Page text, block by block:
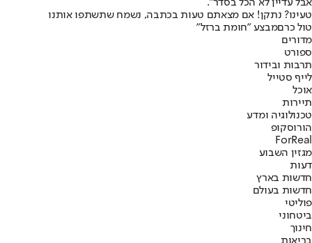
אבל עדיין לא הכל בסדר".
טעינו? נתקן! אם מצאתם טעות בכתבה, נשמח שתשתפו אותנו
טול כרםמבצע "חומת ברזל"
מדורים
ספורט
תרבות ובידור
לייף סטייל
אוכל
תיירות
טכנולוגיה ומדע
הורוסקופ
ForReal
מגזין השבוע
דעות
חדשות בארץ
חדשות בעולם
פוליטי
ביטחוני
חינוך